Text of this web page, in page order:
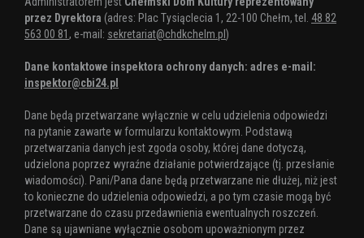
przez Dyrektora (adres: Plac Tysiąclecia 1, 22-100 Chełm, tel. 48 82
563 00 81 , e-mail: sekretariat@chdkchelm.pl )
Dane kontaktowe inspektora ochrony danych: adres e-mail:
inspektor@cbi24.pl
Dane będą przetwarzane wyłącznie w celu udzielenia odpowiedzi
na pytanie zawarte w formularzu kontaktowym. Podstawą
przetwarzania danych jest zgoda osoby, której dane dotyczą,
udzielona poprzez wyraźne działanie potwierdzające (tj. przesłanie
wiadomości). Pani/Pana dane będą przetwarzane nie dłużej, niż jest
to konieczne do udzielenia odpowiedzi, a po tym czasie mogą być
przetwarzane do czasu przedawnienia ewentualnych roszczeń.
Dane są ujawniane wyłącznie osobom upoważnionym przez